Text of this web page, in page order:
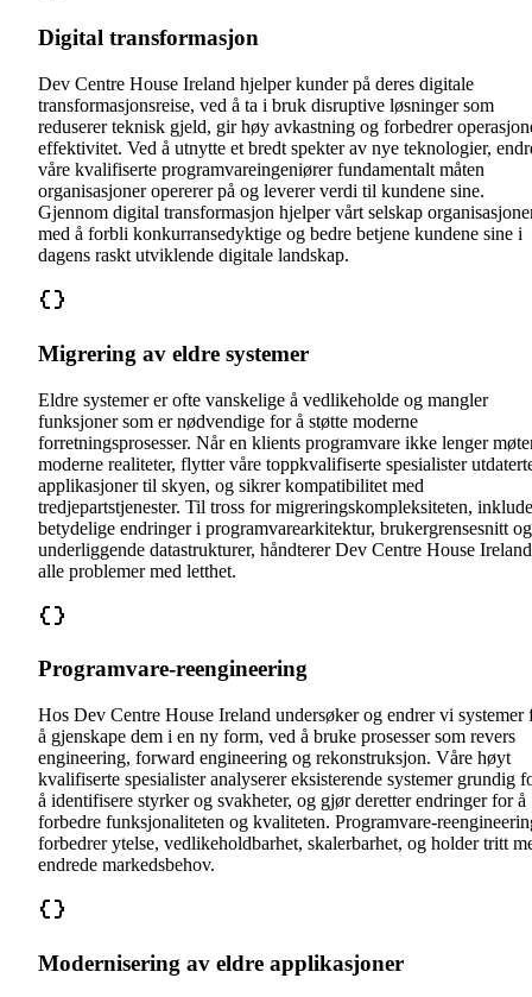
Digital transformasjon
Dev Centre House Ireland hjelper kunder på deres digitale
transformasjonsreise, ved å ta i bruk disruptive løsninger som
reduserer teknisk gjeld, gir høy avkastning og forbedrer
effektivitet. Ved å utnytte et bredt spekter av nye teknologier,
våre kvalifiserte programvareingeniører fundamentalt måten
organisasjoner opererer på og leverer verdi til kundene sine.
Gjennom digital transformasjon hjelper vårt selskap
med å forbli konkurransedyktige og bedre betjene kundene sine i
dagens raskt utviklende digitale landskap.
Migrering av eldre systemer
Eldre systemer er ofte vanskelige å vedlikeholde og mangler
funksjoner som er nødvendige for å støtte moderne
forretningsprosesser. Når en klients programvare ikke lenger
moderne realiteter, flytter våre toppkvalifiserte spesialister
applikasjoner til skyen, og sikrer kompatibilitet med
tredjepartstjenester. Til tross for migreringskompleksiteten,
betydelige endringer i programvarearkitektur, brukergrensesnitt og
underliggende datastrukturer, håndterer Dev Centre House Ireland
alle problemer med letthet.
Programvare-reengineering
Hos Dev Centre House Ireland undersøker og endrer vi systemer
å gjenskape dem i en ny form, ved å bruke prosesser som revers
engineering, forward engineering og rekonstruksjon. Våre høyt
kvalifiserte spesialister analyserer eksisterende systemer grundig
å identifisere styrker og svakheter, og gjør deretter endringer for å
forbedre funksjonaliteten og kvaliteten. Programvare-
forbedrer ytelse, vedlikeholdbarhet, skalerbarhet, og holder tritt
endrede markedsbehov.
Modernisering av eldre applikasjoner